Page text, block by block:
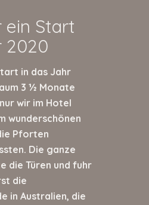
ein Start
2020
in das Jahr
3 ½ Monate
wir im Hotel
wunderschönen
Pforten
Die ganze
die Türen und fuhr
die
in Australien, die